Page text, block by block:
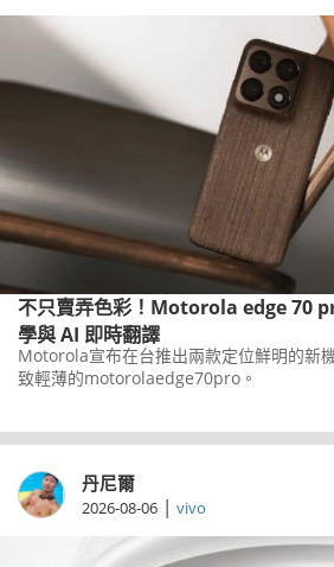
不只賣弄色彩！Motorola edge 70
學與 AI 即時翻譯
Motorola宣布在台推出兩款定位鮮明的
致輕薄的motorolaedge70pro。
丹尼爾
2026-08-06 | vivo